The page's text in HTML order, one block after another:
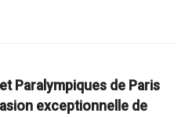
Paralympiques de Paris
exceptionnelle de